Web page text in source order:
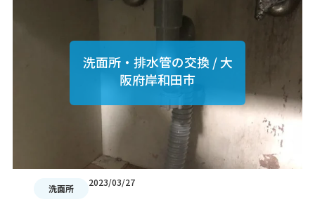
洗面所・排水管の交換 / 大
阪府岸和田市
洗面所
2023/03/27